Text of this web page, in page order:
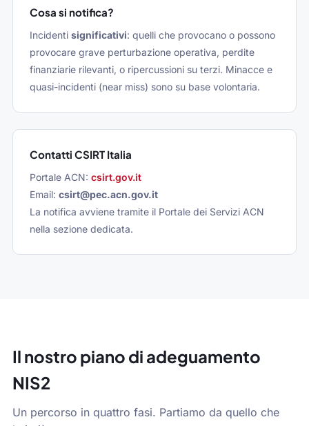
Cosa si notifica?
Incidenti significativi: quelli che provocano o possono
provocare grave perturbazione operativa, perdite
finanziarie rilevanti, o ripercussioni su terzi. Minacce e
quasi-incidenti (near miss) sono su base volontaria.
Contatti CSIRT Italia
Portale ACN: csirt.gov.it
Email: csirt@pec.acn.gov.it
La notifica avviene tramite il Portale dei Servizi ACN
nella sezione dedicata.
Il nostro piano di adeguamento
NIS2
Un percorso in quattro fasi. Partiamo da quello che